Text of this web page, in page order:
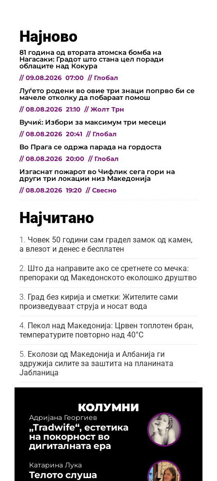
Најново
81 година од втората атомска бомба на
Нагасаки: Градот што стана цел поради
облаците над Кокура
// 09.08.2026 07:00 // Глобал
Луѓето родени во овие три знаци попрво би се
мачеле отколку да побараат помош
// 08.08.2026 21:10 // Жолт Трн
Вучиќ: Избори за максимум три месеци
// 08.08.2026 20:41 // Глобал
Во Прага се одржа парада на гордоста
// 08.08.2026 20:00 // Глобал
Изгаснат пожарот во Чифлик сега гори на
други три локации низ Македонија
// 08.08.2026 19:20 // Свесно
Најчитано
Човек 50 години сам градел замок од камен,
а влезот и денес е бесплатен
Што да направите ако се сретнете со мечка:
препораки од Македонското еколошко друштво
Град без кирија и сметки: Жителите сами
произведуваат струја и носат вода
Пекол над Македонија: Црвен топлотен бран,
температурите повторно над 40°C
Еколози од Македонија и Албанија ги
здружија силите за заштита на планината
Јабланица
КОЛУМНИ
Адријана Георгиев
„Tradwife“, естетика
на покорност во
дигиталната ера
Катарина Лука
Телото слуша